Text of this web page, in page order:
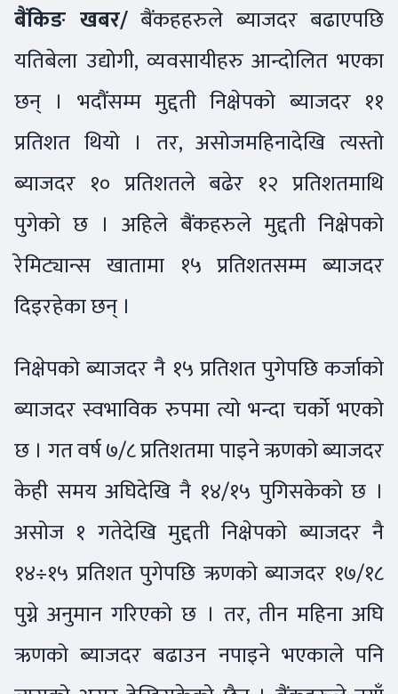
बैंकिङ खबर/बैंकहहरुले ब्याजदर बढाएपछि
यतिबेला उद्योगी, व्यवसायीहरु आन्दोलित भएका
छन् । भदौंसम्म मुद्दती निक्षेपको ब्याजदर ११
प्रतिशत थियो । तर, असोजमहिनादेखि त्यस्तो
ब्याजदर १० प्रतिशतले बढेर १२ प्रतिशतमाथि
पुगेको छ । अहिले बैंकहरुले मुद्दती निक्षेपको
रेमिट्यान्स खातामा १५ प्रतिशतसम्म ब्याजदर
दिइरहेका छन् ।
निक्षेपको ब्याजदर नै १५ प्रतिशत पुगेपछि कर्जाको
ब्याजदर स्वभाविक रुपमा त्यो भन्दा चर्को भएको
छ । गत वर्ष ७/८ प्रतिशतमा पाइने ऋणको ब्याजदर
केही समय अघिदेखि नै १४/१५ पुगिसकेको छ ।
असोज १ गतेदेखि मुद्दती निक्षेपको ब्याजदर नै
१४÷१५ प्रतिशत पुगेपछि ऋणको ब्याजदर १७/१८
पुग्ने अनुमान गरिएको छ । तर, तीन महिना अघि
ऋणको ब्याजदर बढाउन नपाइने भएकाले पनि